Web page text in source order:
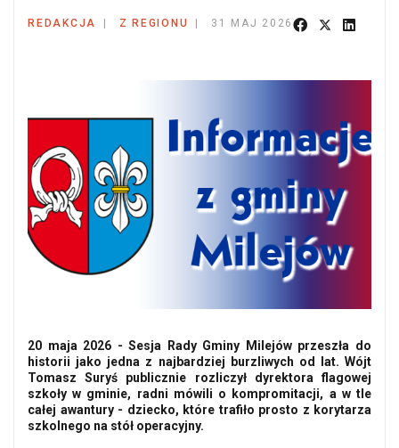
REDAKCJA Z REGIONU 31 MAJ 2026
20 maja 2026 - Sesja Rady Gminy Milejów przeszła do
historii jako jedna z najbardziej burzliwych od lat. Wójt
Tomasz Suryś publicznie rozliczył dyrektora flagowej
szkoły w gminie, radni mówili o kompromitacji, a w tle
całej awantury - dziecko, które trafiło prosto z korytarza
szkolnego na stół operacyjny.